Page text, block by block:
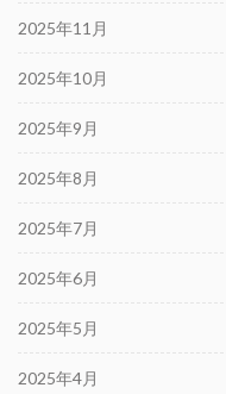
2025年11月
2025年10月
2025年9月
2025年8月
2025年7月
2025年6月
2025年5月
2025年4月